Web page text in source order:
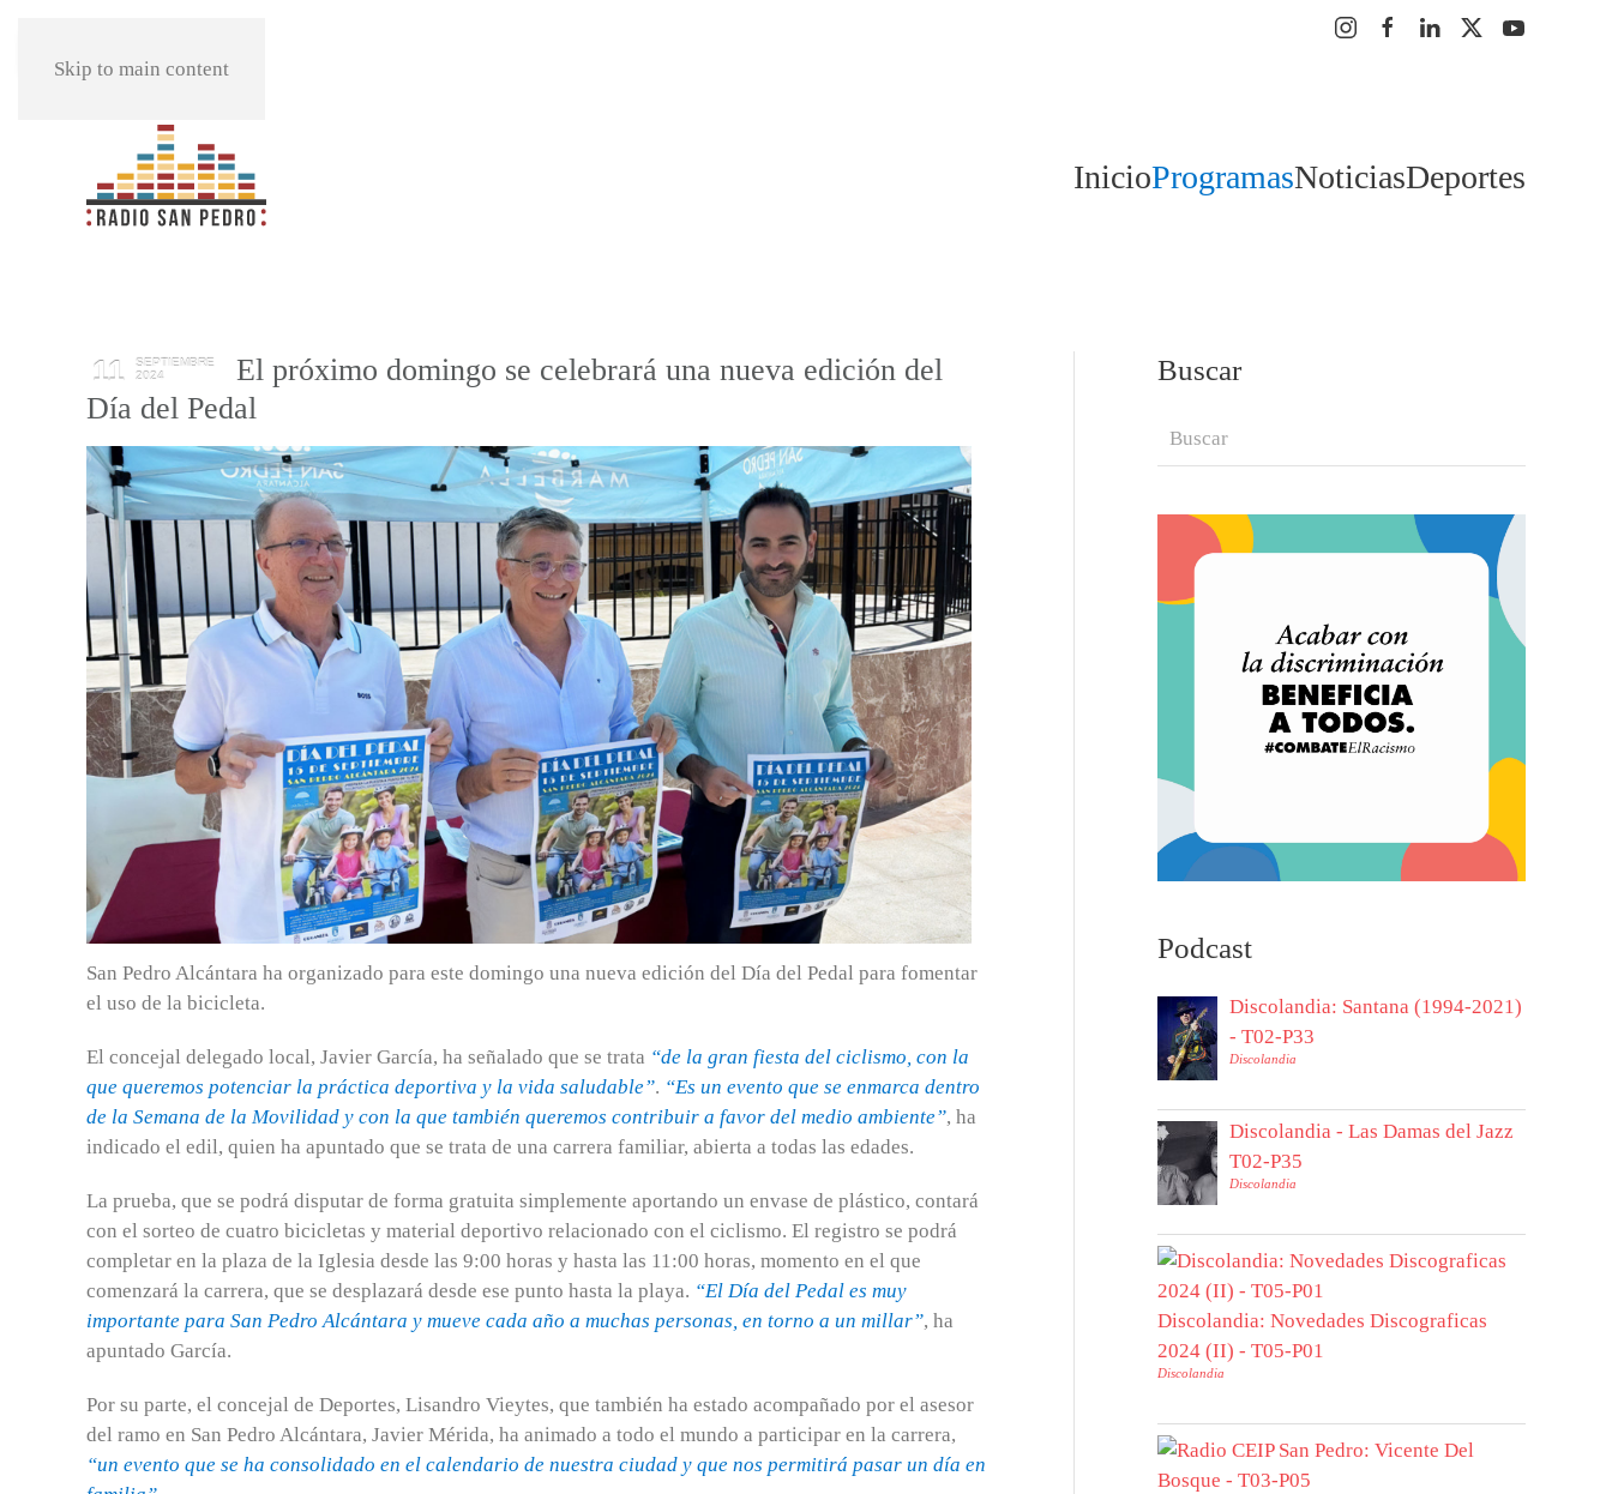
Skip to main content
InicioProgramasNoticiasDeportes
11
SEPTIEMBRE
2024
El próximo domingo se celebrará una nueva edición del
Día del Pedal
San Pedro Alcántara ha organizado para este domingo una nueva edición del Día del Pedal para fomentar
el uso de la bicicleta.
El concejal delegado local, Javier García, ha señalado que se trata “de la gran fiesta del ciclismo, con la
que queremos potenciar la práctica deportiva y la vida saludable”. “Es un evento que se enmarca dentro
de la Semana de la Movilidad y con la que también queremos contribuir a favor del medio ambiente”, ha
indicado el edil, quien ha apuntado que se trata de una carrera familiar, abierta a todas las edades.
La prueba, que se podrá disputar de forma gratuita simplemente aportando un envase de plástico, contará
con el sorteo de cuatro bicicletas y material deportivo relacionado con el ciclismo. El registro se podrá
completar en la plaza de la Iglesia desde las 9:00 horas y hasta las 11:00 horas, momento en el que
comenzará la carrera, que se desplazará desde ese punto hasta la playa. “El Día del Pedal es muy
importante para San Pedro Alcántara y mueve cada año a muchas personas, en torno a un millar”, ha
apuntado García.
Por su parte, el concejal de Deportes, Lisandro Vieytes, que también ha estado acompañado por el asesor
del ramo en San Pedro Alcántara, Javier Mérida, ha animado a todo el mundo a participar en la carrera,
“un evento que se ha consolidado en el calendario de nuestra ciudad y que nos permitirá pasar un día en
Buscar
Podcast
Discolandia: Santana (1994-2021)
- T02-P33
Discolandia
Discolandia - Las Damas del Jazz
T02-P35
Discolandia
Discolandia: Novedades Discograficas
2024 (II) - T05-P01
Discolandia